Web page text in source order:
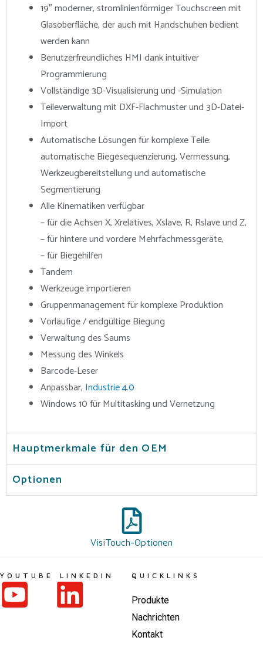
19″ moderner, stromlinienförmiger Touchscreen mit
Glasoberfläche, der auch mit Handschuhen bedient
werden kann
Benutzerfreundliches HMI dank intuitiver
Programmierung
Vollständige 3D-Visualisierung und -Simulation
Teileverwaltung mit DXF-Flachmuster und 3D-Datei-
Import
Automatische Lösungen für komplexe Teile:
automatische Biegesequenzierung, Vermessung,
Werkzeugbereitstellung und automatische
Segmentierung
Alle Kinematiken verfügbar
– für die Achsen X, Xrelatives, Xslave, R, Rslave und Z,
– für hintere und vordere Mehrfachmessgeräte,
– für Biegehilfen
Tandem
Werkzeuge importieren
Gruppenmanagement für komplexe Produktion
Vorläufige / endgültige Biegung
Verwaltung des Saums
Messung des Winkels
Barcode-Leser
Anpassbar, Industrie 4.0
Windows 10 für Multitasking und Vernetzung
Hauptmerkmale für den OEM
Optionen
VisiTouch-Optionen
QUICKLINKS
Produkte
Nachrichten
Kontakt
YOUTUBE LINKEDIN